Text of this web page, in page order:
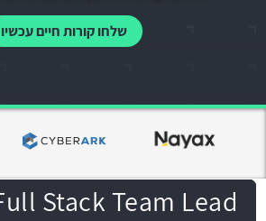
שלחו קורות חיים עכשיו